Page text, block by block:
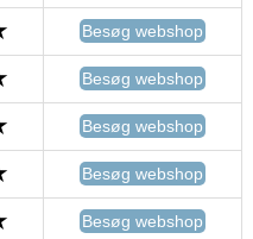
Besøg webshop
Besøg webshop
Besøg webshop
Besøg webshop
Besøg webshop